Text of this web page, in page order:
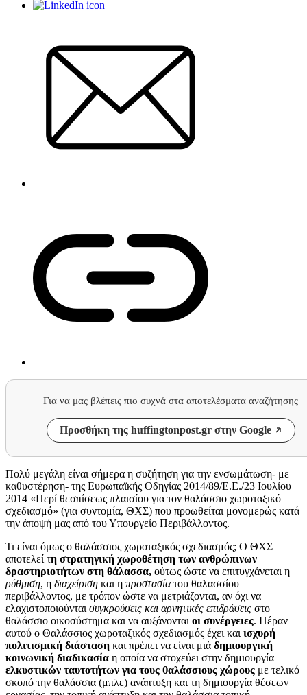
Για να μας βλέπεις πιο συχνά στα αποτελέσματα αναζήτησης
Προσθήκη της huffingtonpost.gr στην Google
Πολύ μεγάλη είναι σήμερα η συζήτηση για την ενσωμάτωση- με
καθυστέρηση- της Ευρωπαϊκής Οδηγίας 2014/89/Ε.Ε./23 Ιουλίου
2014 «Περί θεσπίσεως πλαισίου για τον θαλάσσιο χωροταξικό
σχεδιασμό» (για συντομία, ΘΧΣ) που προωθείται μονομερώς κατά
την άποψή μας από του Υπουργείο Περιβάλλοντος.
Τι είναι όμως ο θαλάσσιος χωροταξικός σχεδιασμός; Ο ΘΧΣ
αποτελεί τη στρατηγική χωροθέτηση των ανθρώπινων
δραστηριοτήτων στη θάλασσα, ούτως ώστε να επιτυγχάνεται η
ρύθμιση, η διαχείριση και η προστασίατου θαλασσίου
περιβάλλοντος, με τρόπον ώστε να μετριάζονται, αν όχι να
ελαχιστοποιούνται συγκρούσεις και αρνητικές επιδράσεις στο
θαλάσσιο οικοσύστημα και να αυξάνονται οι συνέργειες. Πέραν
αυτού ο Θαλάσσιος χωροταξικός σχεδιασμός έχει και ισχυρή
πολιτισμική διάσταση και πρέπει να είναι μιά δημιουργική
κοινωνική διαδικασία η οποία να στοχεύει στην δημιουργία
ελκυστικών ταυτοτήτων για τους θαλάσσιους χώρους με τελικό
σκοπό την θαλάσσια (μπλε) ανάπτυξη και τη δημιουργία θέσεων